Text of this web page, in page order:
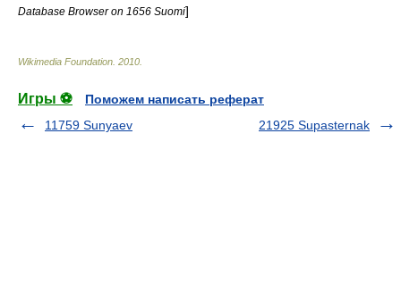
Database Browser on 1656 Suomi]
Wikimedia Foundation 2010
Игры ⚽
Поможем написать реферат
11759 Sunyaev
21925 Supasternak